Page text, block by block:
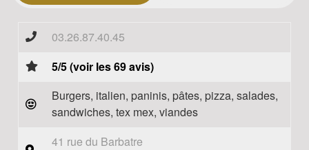
03.26.87.40.45
5/5 (voir les 69 avis)
Burgers, italien, paninis, pâtes, pizza, salades,
sandwiches, tex mex, viandes
41 rue du Barbatre